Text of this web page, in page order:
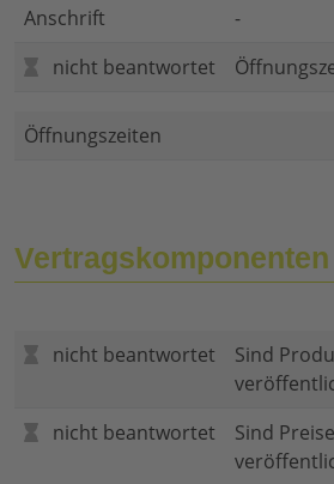
Anschrift
-
nicht beantwortet
Öffnungszeiten
Vertragskomponenten
nicht beantwortet
Sind
nicht beantwortet
Sind